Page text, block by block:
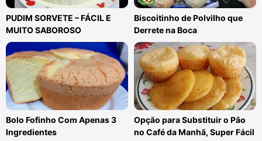
PUDIM SORVETE – FÁCIL E
MUITO SABOROSO
Biscoitinho de Polvilho que
Derrete na Boca
Bolo Fofinho Com Apenas 3
Ingredientes
Opção para Substituir o Pão
no Café da Manhã, Super Fácil